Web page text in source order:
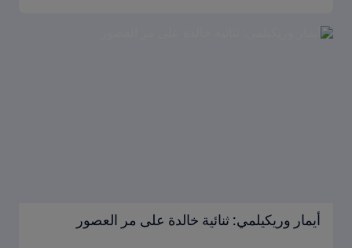
أيمار وريكيلمي: ثنائية خالدة على مر العصور